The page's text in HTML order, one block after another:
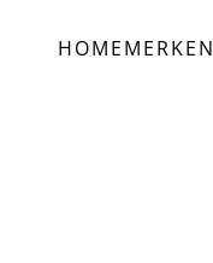
HOMEMERKEN